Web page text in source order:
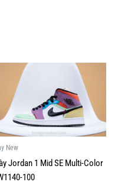
New
Jordan 1 Mid SE Multi-Color
100
5,500,000VND.
hiện
tại
là: